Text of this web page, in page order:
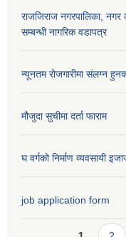
राजजिराज नगरपालिका, नगर
सम्बन्धी नागरिक वडापत्र
न्यूनतम रोजगारीमा संलग्न
मौजुदा सुचीमा दर्ता फाराम
घ वर्गको निर्माण व्यवसायी
job application form